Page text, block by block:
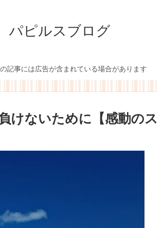
パピルスブログ
記事には広告が含まれている場合があります
けないために【感動のス